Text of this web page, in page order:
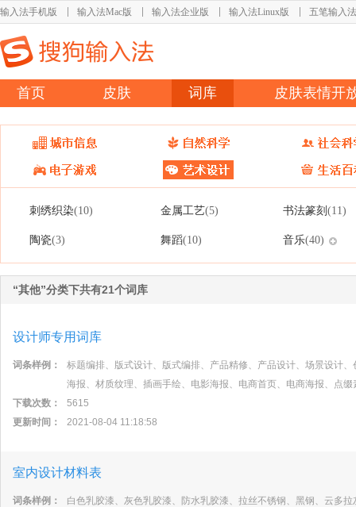
输入法手机版 输入法Mac版 输入法企业版 输入法Linux版 五笔输入法
首页 皮肤 词库 皮肤表情开
刺绣织染(10) 金属工艺(5) 书法篆刻 (11)
陶瓷(3) 舞蹈(10) 音乐(40)
“其他”分类下共有21个词库
设计师专用词库
词条样例：
标题编排、版式设计、版式编排、产品精修、产品设计、场景设计
海报、材质纹理、插画手绘、电影海报、电商首页、电商海报、点
下载次数：
5615
更新时间：
2021-08-04 11:18:58
室内设计材料表
词条样例：
白色乳胶漆、灰色乳胶漆、防水乳胶漆、拉丝不锈钢、黑钢、云多拉